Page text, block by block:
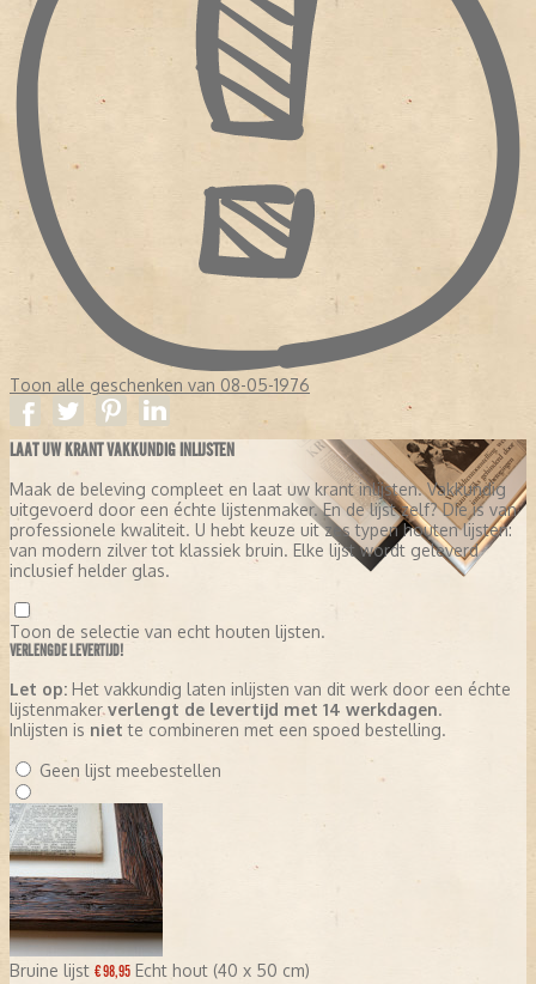
Toon alle geschenken van 08-05-1976
LAAT UW KRANT VAKKUNDIG INLIJSTEN
Maak de beleving compleet en laat uw krant inlijsten. Vakkundig
uitgevoerd door een échte lijstenmaker. En de lijst zelf? Die is van
professionele kwaliteit. U hebt keuze uit zes typen houten lijsten:
van modern zilver tot klassiek bruin. Elke lijst wordt geleverd
inclusief helder glas.
Toon de selectie van echt houten lijsten.
VERLENGDE LEVERTIJD!
Let op: Het vakkundig laten inlijsten van dit werk door een échte
lijstenmakerverlengt de levertijd met 14 werkdagen.
Inlijsten is niet te combineren met een spoed bestelling.
Geen lijst meebestellen
Bruine lijst € 98,95 Echt hout (40 x 50 cm)